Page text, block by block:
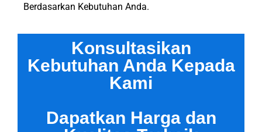
Berdasarkan Kebutuhan Anda.
Konsultasikan
Kebutuhan Anda Kepada
Kami
Dapatkan Harga dan